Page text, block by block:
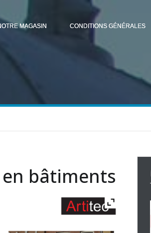
MAGASIN CONDITIONS GÉNÉRALES
en bâtiments